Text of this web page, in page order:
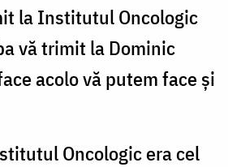
la Institutul Oncologic
vă trimit la Dominic
acolo vă putem face și
Oncologic era cel